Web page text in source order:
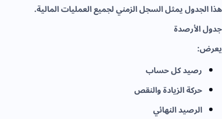
هذا الجدول يمثل السجل الزمني لجميع العمليات المالية.
جدول الأرصدة
يعرض:
رصيد كل حساب
حركة الزيادة والنقص
الرصيد النهائي